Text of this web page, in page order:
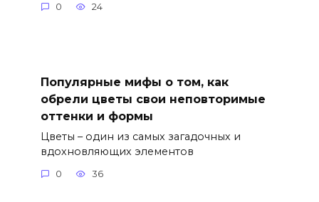
0 24
Популярные мифы о том, как
обрели цветы свои неповторимые
оттенки и формы
Цветы – один из самых загадочных и
вдохновляющих элементов
0 36